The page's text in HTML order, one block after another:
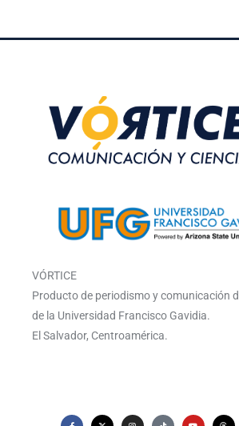
VÓRTICE
Producto de periodismo y comunicación
de la Universidad Francisco Gavidia.
El Salvador, Centroamérica.